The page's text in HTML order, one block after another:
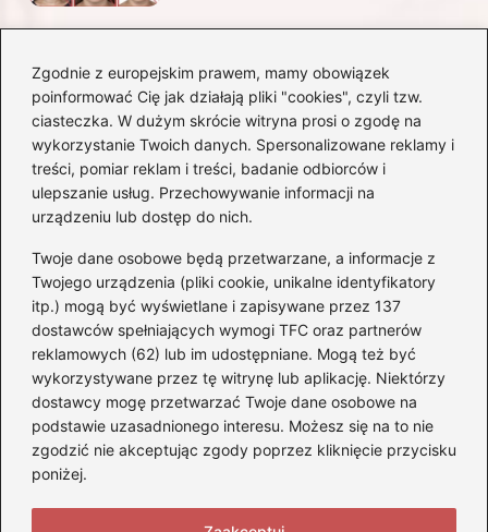
Zgodnie z europejskim prawem, mamy obowiązek
poinformować Cię jak działają pliki "cookies", czyli tzw.
ciasteczka. W dużym skrócie witryna prosi o zgodę na
wykorzystanie Twoich danych. Spersonalizowane reklamy i
treści, pomiar reklam i treści, badanie odbiorców i
ulepszanie usług. Przechowywanie informacji na
urządzeniu lub dostęp do nich.
Twoje dane osobowe będą przetwarzane, a informacje z
Twojego urządzenia (pliki cookie, unikalne identyfikatory
itp.) mogą być wyświetlane i zapisywane przez 137
dostawców spełniających wymogi TFC oraz partnerów
reklamowych (62) lub im udostępniane. Mogą też być
wykorzystywane przez tę witrynę lub aplikację. Niektórzy
dostawcy mogę przetwarzać Twoje dane osobowe na
podstawie uzasadnionego interesu. Możesz się na to nie
zgodzić nie akceptując zgody poprzez kliknięcie przycisku
poniżej.
Czy Jarosław Kaczyński
posiada prawo jazdy? Oto
prawda, którą warto znać!
Kategorie
Akumulatory(71)
Benzyna i Diesel(68)
Motocykle(47)
Opony(77)
Prawo jazdy(75)
Samochody(275)
Silniki(83)